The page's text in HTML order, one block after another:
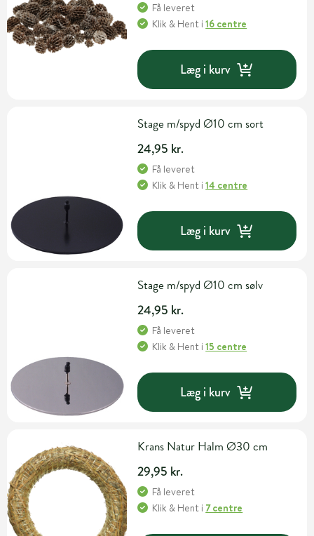
Få leveret
Klik & Hent i16 centre
Læg i kurv
Stage m/spyd Ø10 cm sort
24,95 kr.
Få leveret
Klik & Hent i14 centre
Læg i kurv
Stage m/spyd Ø10 cm sølv
24,95 kr.
Få leveret
Klik & Hent i15 centre
Læg i kurv
Krans Natur Halm Ø30 cm
29,95 kr.
Få leveret
Klik & Hent i 7 centre